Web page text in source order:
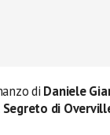
di Daniele
Segreto di